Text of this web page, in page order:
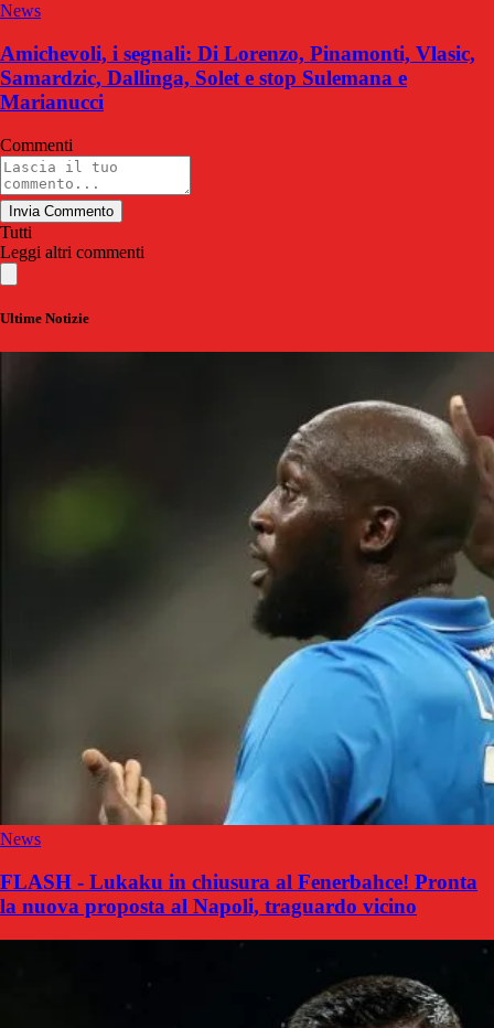
News
Amichevoli, i segnali: Di Lorenzo, Pinamonti, Vlasic,
Samardzic, Dallinga, Solet e stop Sulemana e
Marianucci
Commenti
Invia Commento
Tutti
Leggi altri commenti
Ultime Notizie
News
FLASH - Lukaku in chiusura al Fenerbahce! Pronta
la nuova proposta al Napoli, traguardo vicino